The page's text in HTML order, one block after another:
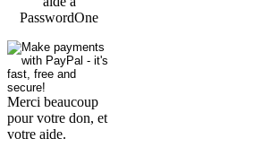
PasswordOne
Merci beaucoup
pour votre don, et
votre aide.